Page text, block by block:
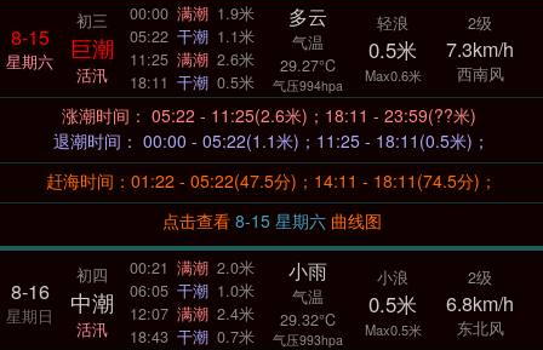
8-15
星期六
初三
巨潮
活汛
00:00 满潮 1.9米
05:22 干潮 1.1米
11:25 满潮 2.6米
18:11 干潮 0.5米
多云
气温
29.27°C
气压994hpa
轻浪
0.5米
Max0.6米
2级
7.3km/h
西南风
涨潮时间： 05:22 - 11:25(2.6米)；18:11 - 23:59(??米)
退潮时间： 00:00 - 05:22(1.1米)；11:25 - 18:11(0.5米)；
赶海时间：01:22 - 05:22(47.5分)；14:11 - 18:11(74.5分)；
点击查看
8-15 星期六 曲线图
8-16
星期日
初四
中潮
活汛
00:21 满潮 2.0米
06:05 干潮 1.0米
12:07 满潮 2.4米
18:43 干潮 0.7米
小雨
气温
29.32°C
气压993hpa
小浪
0.5米
Max0.5米
2级
6.8km/h
东北风